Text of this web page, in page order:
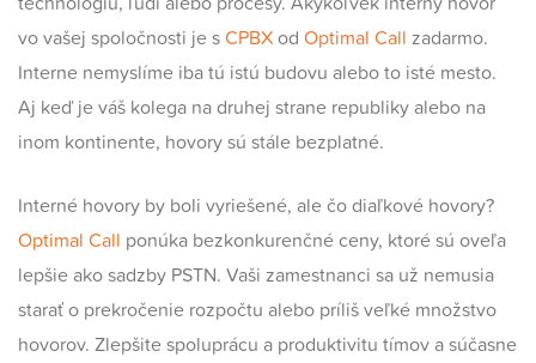
vo vašej spoločnosti je sCPBX od Optimal Call zadarmo.
Interne nemyslíme iba tú istú budovu alebo to isté mesto.
Aj keď je váš kolega na druhej strane republiky alebo na
inom kontinente, hovory sú stále bezplatné.
Interné hovory by boli vyriešené, ale čo diaľkové hovory?
Optimal Call ponúka bezkonkurenčné ceny, ktoré sú oveľa
lepšie ako sadzby PSTN. Vaši zamestnanci sa už nemusia
starať o prekročenie rozpočtu alebo príliš veľké množstvo
hovorov. Zlepšite spoluprácu a produktivitu tímov a súčasne